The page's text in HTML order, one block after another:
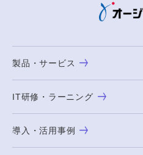
製品・サービス
IT研修・ラーニング
導入・活用事例